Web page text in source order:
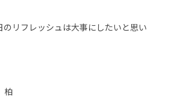
のリフレッシュは大事にしたいと思い
柏